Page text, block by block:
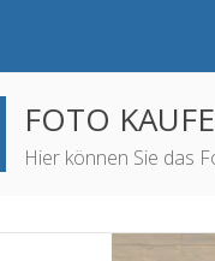
FOTO
Hier können Sie das